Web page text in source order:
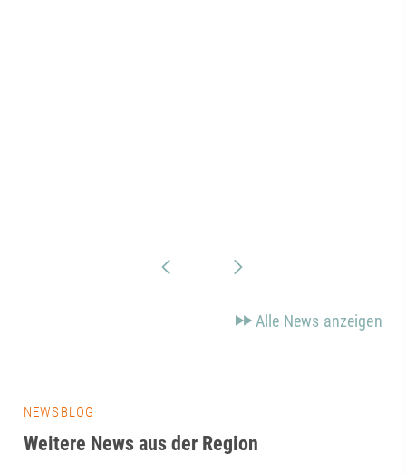
Alle News anzeigen
NEWSBLOG
Weitere News aus der Region